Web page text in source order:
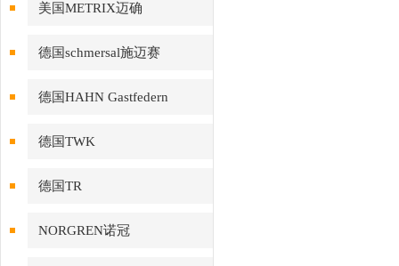
美国METRIX迈确
德国schmersal施迈赛
德国HAHN Gastfedern
德国TWK
德国TR
NORGREN诺冠